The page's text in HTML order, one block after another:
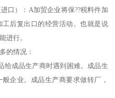
口）：A加贸企业将保??税料件加
后复出口的经营活动。也就是说
进行。
的情况：
给成品生产商时遇到困难。成品生
企业。成品生产商要求做转厂，